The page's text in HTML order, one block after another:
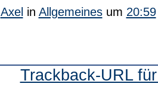
Axel in Allgemeinesum 20:59
Trackback-URL